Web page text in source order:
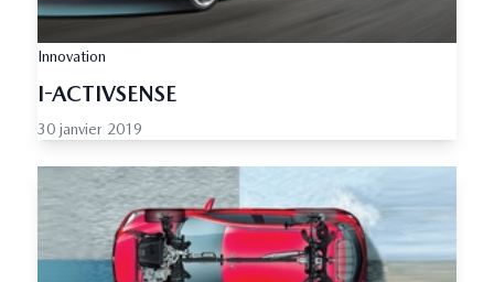
Innovation
I-ACTIVSENSE
30 janvier 2019